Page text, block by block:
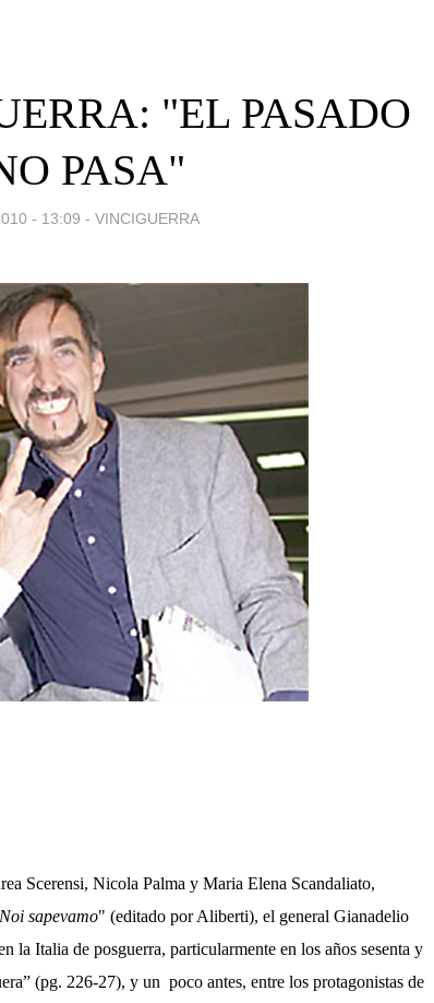
"EL PASADO
PASA"
- 13:09 - VINCIGUERRA
Scerensi, Nicola Palma y Maria Elena Scandaliato,
sapevamo" (editado por Aliberti), el general Gianadelio
la Italia de posguerra, particularmente en los años sesenta y
(pg. 226-27), y un poco antes, entre los protagonistas de